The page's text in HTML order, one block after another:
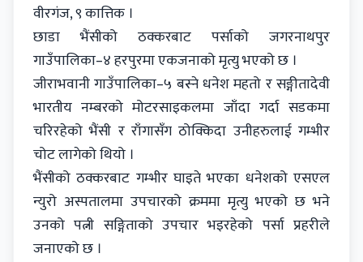
वीरगंज, ९ कात्तिक ।
छाडा भैंसीको ठक्करबाट पर्साको जगरनाथपुर
गाउँपालिका–४ हरपुरमा एकजनाको मृत्यु भएको छ ।
जीराभवानी गाउँपालिका–५ बस्ने धनेश महतो र सङ्गीतादेवी
भारतीय नम्बरको मोटरसाइकलमा जाँदा गर्दा सडकमा
चरिरहेको भैंसी र राँगासँग ठोक्किदा उनीहरुलाई गम्भीर
चोट लागेको थियो ।
भैंसीको ठक्करबाट गम्भीर घाइते भएका धनेशको एसएल
न्युरो अस्पतालमा उपचारको क्रममा मृत्यु भएको छ भने
उनको पत्नी सङ्गिताको उपचार भइरहेको पर्सा प्रहरीले
जनाएको छ ।